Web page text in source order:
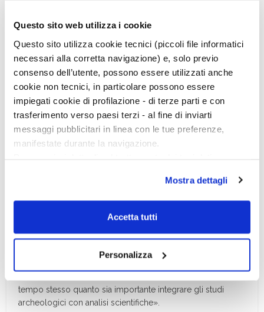
Questo sito web utilizza i cookie
Questo sito utilizza cookie tecnici (piccoli file informatici
necessari alla corretta navigazione) e, solo previo
consenso dell’utente, possono essere utilizzati anche
cookie non tecnici, in particolare possono essere
impiegati cookie di profilazione - di terze parti e con
trasferimento verso paesi terzi - al fine di inviarti
messaggi pubblicitari in linea con le tue preferenze,
manifestate durante la navigazione.
scelte privacy sui cookie, ti invitiamo a prendere visione
dell’informativa cookie.
Chiudendo il banner tramite la “X” prosegui la
dei soli cookie tecnici. Selezionando “Accetta tutti” presti
il tuo consenso alla profilazione che potrai revocare in
ogni momentoRevoca
Mostra dettagli
Accetta tutti
Personalizza
Bruciaprofumi rinvenuto a Pompei a forma di calice con in
evidenza i resti di cenere oggetto di studio.
Anche un prodotto derivato dall’uva
«Le analisi molecolari indicano inoltre la presenza di un
spiega Maxime Rageot dell’Università di Bonn, che ha
condotto le indagini biomolecolari dello studio. «Ciò
tempo stesso quanto sia importante integrare gli studi
archeologici con analisi scientifiche».